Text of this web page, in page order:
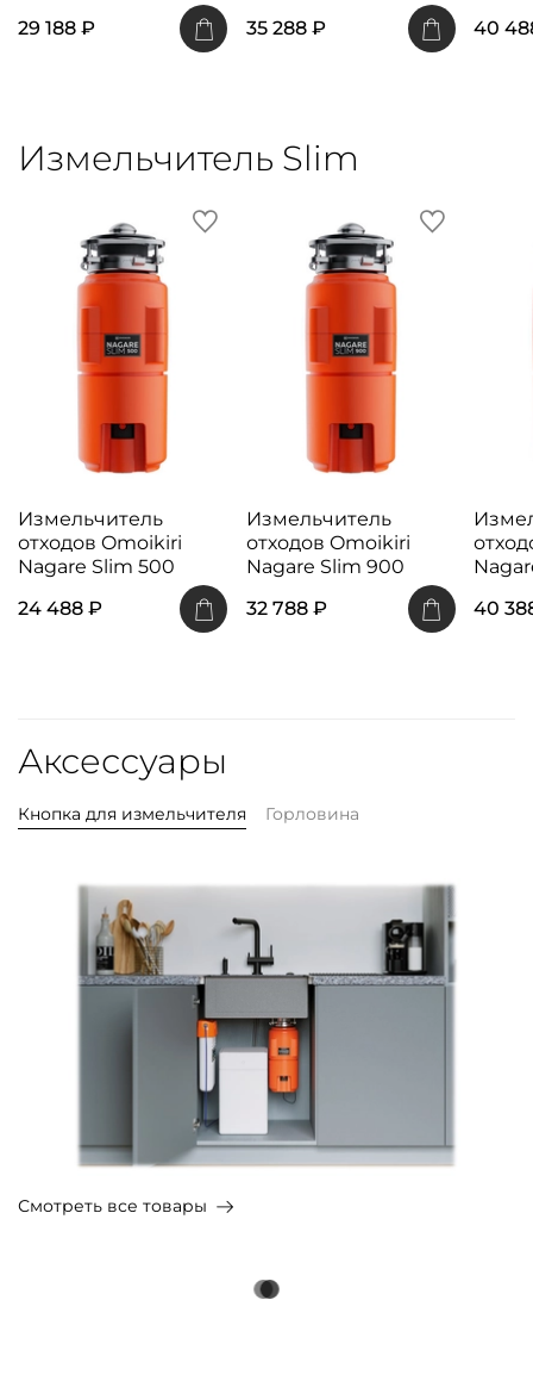
29 188 ₽
35 288 ₽
40
Измельчитель Slim
Измельчитель
отходов Omoikiri
Nagare Slim 500
24 488 ₽
Измельчитель
отходов Omoikiri
Nagare Slim 900
32 788 ₽
40
Аксессуары
Кнопка для измельчителя Горловина
Смотреть все товары